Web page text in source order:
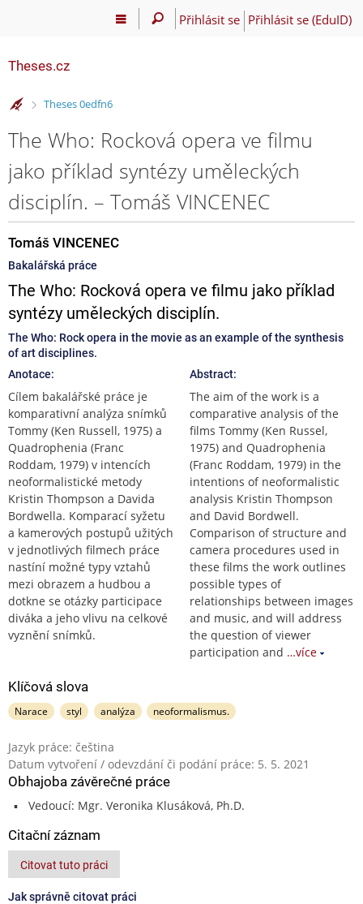
Přihlásit se Přihlásit se (EduID)
Theses.cz
>
Theses 0edfn6
The Who: Rocková opera ve filmu
jako příklad syntézy uměleckých
disciplín. – Tomáš VINCENEC
Tomáš VINCENEC
Bakalářská práce
The Who: Rocková opera ve filmu jako příklad
syntézy uměleckých disciplín.
The Who: Rock opera in the movie as an example of the synthesis
of art disciplines.
Anotace:
Cílem bakalářské práce je
komparativní analýza snímků
Tommy (Ken Russell, 1975) a
Quadrophenia (Franc
Roddam, 1979) v intencích
neoformalistické metody
Kristin Thompson a Davida
Bordwella. Komparací syžetu
a kamerových postupů užitých
v jednotlivých filmech práce
nastíní možné typy vztahů
mezi obrazem a hudbou a
dotkne se otázky participace
diváka a jeho vlivu na celkové
vyznění snímků.
Abstract:
The aim of the work is a
comparative analysis of the
films Tommy (Ken Russel,
1975) and Quadrophenia
(Franc Roddam, 1979) in the
intentions of neoformalistic
analysis Kristin Thompson
and David Bordwell.
Comparison of structure and
camera procedures used in
these films the work outlines
possible types of
relationships between images
and music, and will address
the question of viewer
participation and …více
Klíčová slova
Narace styl analýza neoformalismus.
Jazyk práce: čeština
Datum vytvoření / odevzdání či podání práce: 5. 5. 2021
Obhajoba závěrečné práce
Vedoucí: Mgr. Veronika Klusáková, Ph.D.
Citační záznam
Citovat tuto práci
Jak správně citovat práci